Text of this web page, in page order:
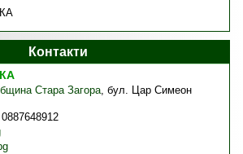
Контакти
Стара Загора,бул. Цар Симеон